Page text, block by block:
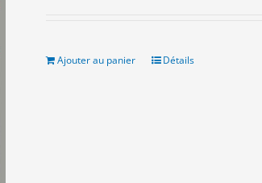
Ajouter au panier Détails